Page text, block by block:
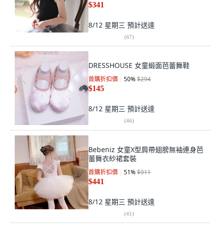
$341
8/12 星期三 預計送達
(67)
DRESSHOUSE 女童緞面芭蕾舞鞋
首購折扣價 50%$294
$145
8/12 星期三 預計送達
(46)
Bebeniz 女童X型肩帶翅膀無袖連身芭
蕾舞衣紗裙套裝
首購折扣價 51%$911
$441
8/12 星期三 預計送達
(41)